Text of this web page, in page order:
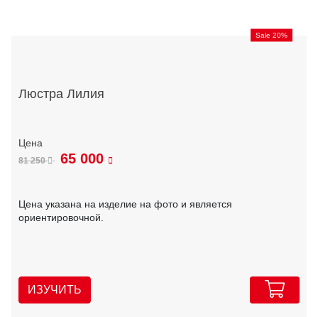
Sale 20%
Люстра Лилия
81 250 65 000
Цена указана на изделие на фото и является
ориентировочной.
ИЗУЧИТЬ